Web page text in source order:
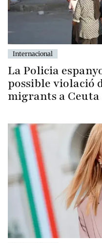
Internacional
La Policia
possible violació
migrants a Ceuta